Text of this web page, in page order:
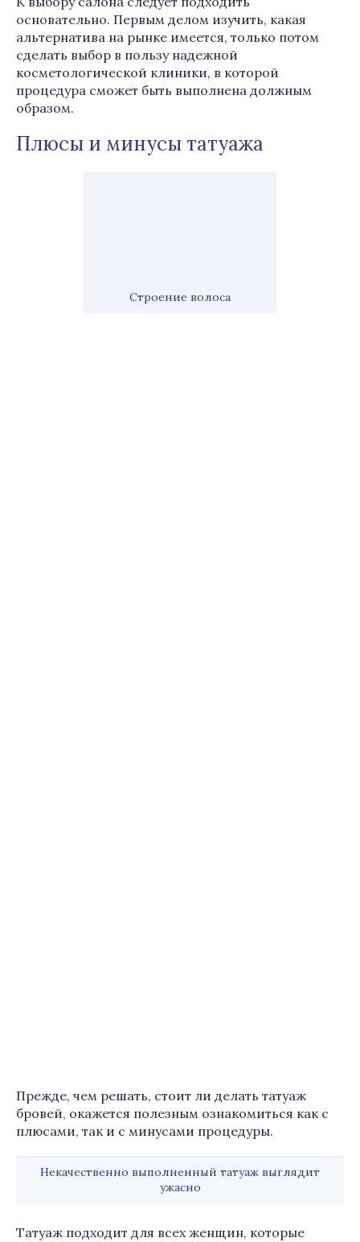
основательно. Первым делом изучить, какая
альтернатива на рынке имеется, только потом
сделать выбор в пользу надежной
косметологической клиники, в которой
процедура сможет быть выполнена должным
образом.
Плюсы и минусы татуажа
Строение волоса
Прежде, чем решать, стоит ли делать татуаж
бровей, окажется полезным ознакомиться как с
плюсами, так и с минусами процедуры.
Некачественно выполненный татуаж выглядит
ужасно
Татуаж подходит для всех женщин, которые